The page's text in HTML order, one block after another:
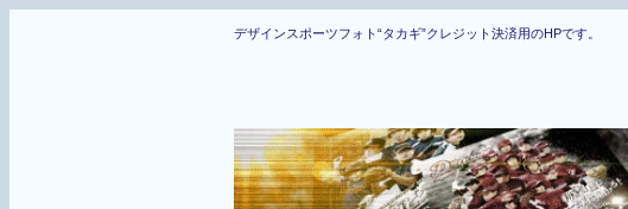
デザインスポーツフォト“タカギ”クレジット決済用のHPです。